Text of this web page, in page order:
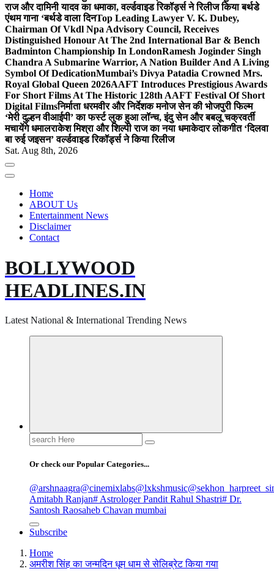
राज और दामिनी यादव का धमाका, वर्ल्डवाइड रिकॉर्ड्स ने रिलीज किया बर्थडे
एंथम गाना ‘बर्थडे वाला दिनTop Leading Lawyer V. K. Dubey,
Chairman Of Vkdl Npa Advisory Council, Receives
Distinguished Honour At The 2nd International Bar & Bench
Badminton Championship In LondonRamesh Joginder Singh
Chandra A Submarine Warrior, A Nation Builder And A Living
Symbol Of DedicationMumbai’s Divya Patadia Crowned Mrs.
Royal Global Queen 2026AAFT Introduces Prestigious Awards
For Short Films At The Historic 128th AAFT Festival Of Short
Digital Filmsनिर्माता धरमवीर और निर्देशक मनोज सेन की भोजपुरी फिल्म
‘मेरी दुल्हन वीआईपी’ का फर्स्ट लुक हुआ लॉन्च, इंदु सेन और बबलू चक्रवर्ती
मचायेंगे धमालराकेश मिश्रा और शिल्पी राज का नया धमाकेदार लोकगीत ‘दिलवा
बा रुई जइसन’ वर्ल्डवाइड रिकॉर्ड्स ने किया रिलीज
Sat. Aug 8th, 2026
Home
ABOUT Us
Entertainment News
Disclaimer
Contact
BOLLYWOOD
HEADLINES.IN
Latest National & International Trending News
Search
for:
Or check our Popular Categories...
@arshnaagra@cinemixlabs@lxkshmusic
Amitabh Ranjan# Astrologer Pandit Rahul Shastri# Dr.
Santosh Raosaheb Chavan mumbai
Subscribe
Home
अमरीश सिंह का जन्मदिन धूम धाम से सेलिब्रेट किया गया